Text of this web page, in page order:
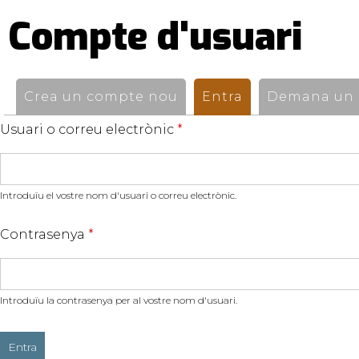
Compte d'usuari
Pestanyes
primàries
Crea un compte nou Entra (pestanya
Demana
Usuari o correu electrònic *
Introduïu el vostre nom d'usuari o correu electrònic.
Contrasenya *
Introduïu la contrasenya per al vostre nom d'usuari.